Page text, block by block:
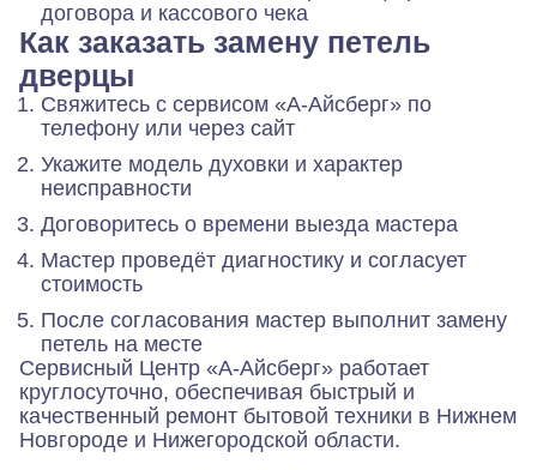
договора и кассового чека
Как заказать замену петель
дверцы
Свяжитесь с сервисом «А-Айсберг» по
телефону или через сайт
Укажите модель духовки и характер
неисправности
Договоритесь о времени выезда мастера
Мастер проведёт диагностику и согласует
стоимость
После согласования мастер выполнит замену
петель на месте
Сервисный Центр «А-Айсберг» работает
круглосуточно, обеспечивая быстрый и
качественный ремонт бытовой техники в Нижнем
Новгороде и Нижегородской области.